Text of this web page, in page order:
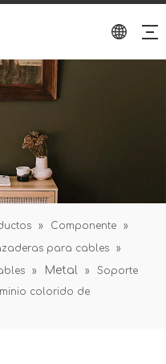
» Componente
»
para cables
»
» Metal »
Soporte
colorido de